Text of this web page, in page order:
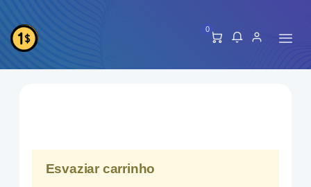
0
Esvaziar carrinho